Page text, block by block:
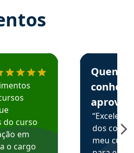
o Aprova Concursos em
do curso
em
o cargo
Estudante
Quem
aprova
dos
meu